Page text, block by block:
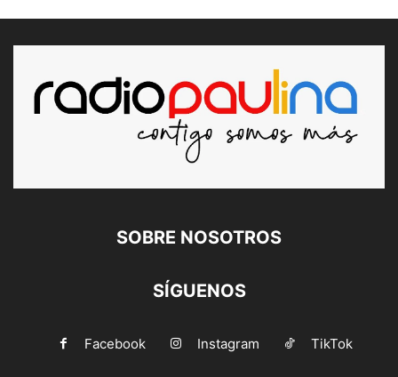
SOBRE NOSOTROS
SÍGUENOS
Facebook Instagram TikTok